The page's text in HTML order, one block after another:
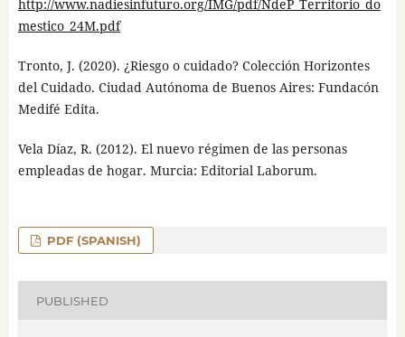
http://www.nadiesinfuturo.org/IMG/pdf/NdeP_Territorio_do
mestico_24M.pdf
Tronto, J. (2020). ¿Riesgo o cuidado? Colección Horizontes
del Cuidado. Ciudad Autónoma de Buenos Aires: Fundacón
Medifé Edita.
Vela Díaz, R. (2012). El nuevo régimen de las personas
empleadas de hogar. Murcia: Editorial Laborum.
PDF (SPANISH)
PUBLISHED